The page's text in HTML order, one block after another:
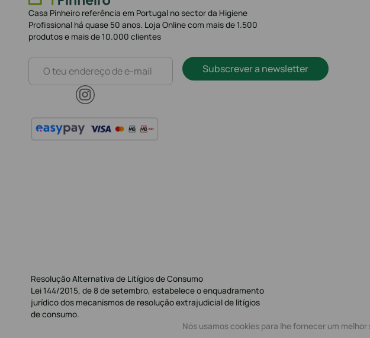
Casa Pinheiro referência em Portugal no sector da Higiene
Profissional há quase 50 anos. Loja Online com mais de 1.500
produtos e mais de 10.000 clientes
Subscrever a newsletter
Resolução Alternativa de Litígios de Consumo
Lei 144/2015, de 8 de setembro, estabelece o enquadramento
jurídico dos mecanismos de resolução extrajudicial de litígios
de consumo.
Nós usamos cookies para lhe fornecer um